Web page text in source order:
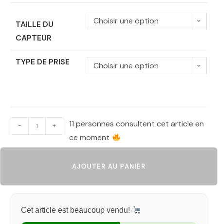
TAILLE DU
CAPTEUR
Choisir une option
TYPE DE PRISE Choisir une option
- +
11 personnes consultent cet article en
ce moment
AJOUTER AU PANIER
Cet article est beaucoup vendu!